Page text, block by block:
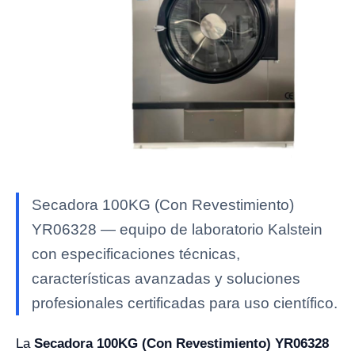
Secadora 100KG (Con Revestimiento)
YR06328 — equipo de laboratorio Kalstein
con especificaciones técnicas,
características avanzadas y soluciones
profesionales certificadas para uso científico.
La Secadora 100KG (Con Revestimiento) YR06328